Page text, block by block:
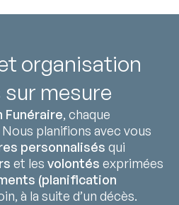
organisation
mesure
Funéraire, chaque
planifions avec vous
personnalisés qui
et les volontés exprimées
(planification
à la suite d’un décès.